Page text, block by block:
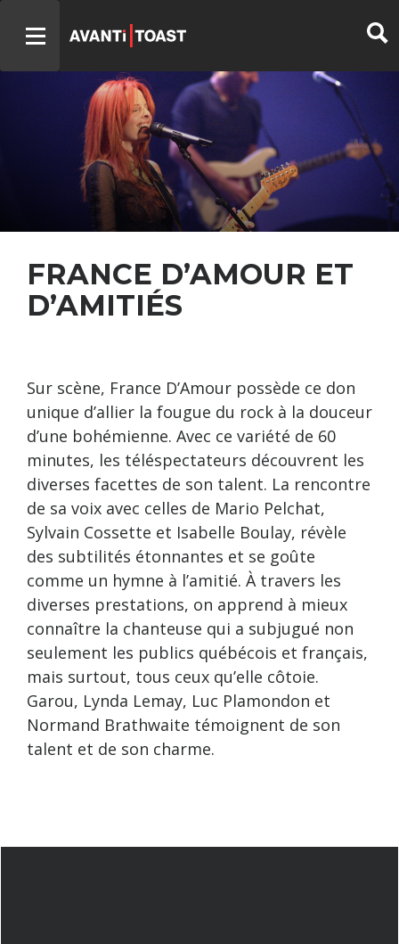
FRANCE D’AMOUR ET
D’AMITIÉS
Sur scène, France D’Amour possède ce don
unique d’allier la fougue du rock à la douceur
d’une bohémienne. Avec ce variété de 60
minutes, les téléspectateurs découvrent les
diverses facettes de son talent. La rencontre
de sa voix avec celles de Mario Pelchat,
Sylvain Cossette et Isabelle Boulay, révèle
des subtilités étonnantes et se goûte
comme un hymne à l’amitié. À travers les
diverses prestations, on apprend à mieux
connaître la chanteuse qui a subjugué non
seulement les publics québécois et français,
mais surtout, tous ceux qu’elle côtoie.
Garou, Lynda Lemay, Luc Plamondon et
Normand Brathwaite témoignent de son
talent et de son charme.